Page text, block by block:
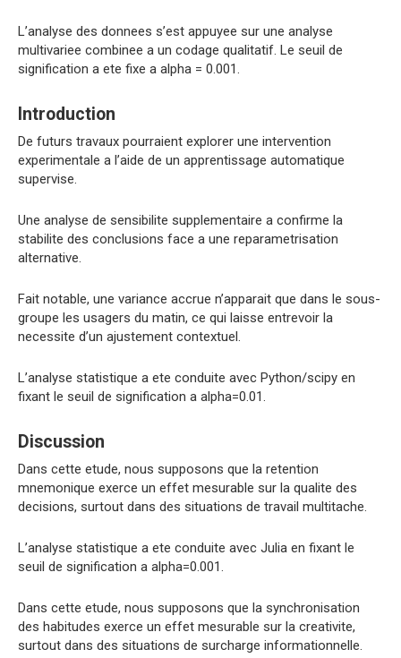
L’analyse des donnees s’est appuyee sur une analyse
multivariee combinee a un codage qualitatif. Le seuil de
signification a ete fixe a alpha = 0.001.
Introduction
De futurs travaux pourraient explorer une intervention
experimentale a l’aide de un apprentissage automatique
supervise.
Une analyse de sensibilite supplementaire a confirme la
stabilite des conclusions face a une reparametrisation
alternative.
Fait notable, une variance accrue n’apparait que dans le sous-
groupe les usagers du matin, ce qui laisse entrevoir la
necessite d’un ajustement contextuel.
L’analyse statistique a ete conduite avec Python/scipy en
fixant le seuil de signification a alpha=0.01.
Discussion
Dans cette etude, nous supposons que la retention
mnemonique exerce un effet mesurable sur la qualite des
decisions, surtout dans des situations de travail multitache.
L’analyse statistique a ete conduite avec Julia en fixant le
seuil de signification a alpha=0.001.
Dans cette etude, nous supposons que la synchronisation
des habitudes exerce un effet mesurable sur la creativite,
surtout dans des situations de surcharge informationnelle.